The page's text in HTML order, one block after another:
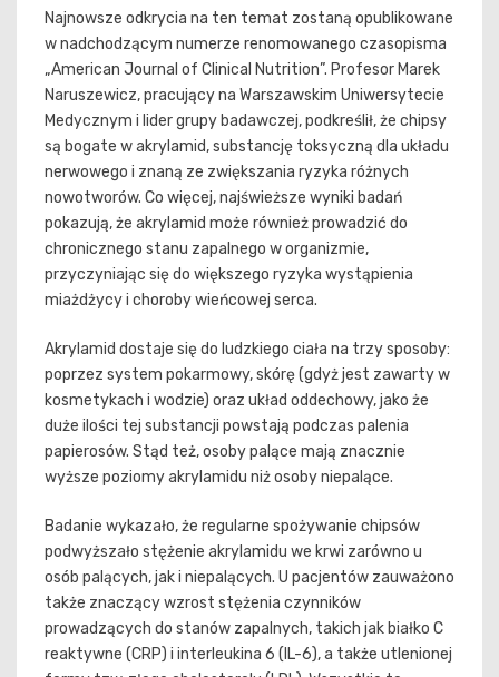
Najnowsze odkrycia na ten temat zostaną opublikowane
w nadchodzącym numerze renomowanego czasopisma
„American Journal of Clinical Nutrition”. Profesor Marek
Naruszewicz, pracujący na Warszawskim Uniwersytecie
Medycznym i lider grupy badawczej, podkreślił, że chipsy
są bogate w akrylamid, substancję toksyczną dla układu
nerwowego i znaną ze zwiększania ryzyka różnych
nowotworów. Co więcej, najświeższe wyniki badań
pokazują, że akrylamid może również prowadzić do
chronicznego stanu zapalnego w organizmie,
przyczyniając się do większego ryzyka wystąpienia
miażdżycy i choroby wieńcowej serca.
Akrylamid dostaje się do ludzkiego ciała na trzy sposoby:
poprzez system pokarmowy, skórę (gdyż jest zawarty w
kosmetykach i wodzie) oraz układ oddechowy, jako że
duże ilości tej substancji powstają podczas palenia
papierosów. Stąd też, osoby palące mają znacznie
wyższe poziomy akrylamidu niż osoby niepalące.
Badanie wykazało, że regularne spożywanie chipsów
podwyższało stężenie akrylamidu we krwi zarówno u
osób palących, jak i niepalących. U pacjentów zauważono
także znaczący wzrost stężenia czynników
prowadzących do stanów zapalnych, takich jak białko C
reaktywne (CRP) i interleukina 6 (IL-6), a także utlenionej